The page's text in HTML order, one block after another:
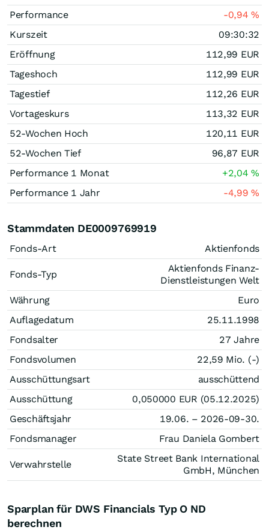
Performance
-0,94%
Kurszeit
09:30:32
Eröffnung
112,99 EUR
Tageshoch
112,99 EUR
Tagestief
112,26 EUR
Vortageskurs
113,32 EUR
52-Wochen Hoch
120,11 EUR
52-Wochen Tief
96,87 EUR
Performance 1 Monat
+2,04%
Performance 1 Jahr
-4,99%
Stammdaten DE0009769919
Fonds-Art Aktienfonds
Fonds-Typ
Aktienfonds Finanz-
Dienstleistungen Welt
Währung
Euro
Auflagedatum
25.11.1998
Fondsalter
27 Jahre
Fondsvolumen
22,59 Mio. (-)
Ausschüttungsart
ausschüttend
Ausschüttung
0,050000 EUR (05.12.2025)
Geschäftsjahr
19.06. – 2026-09-30.
Fondsmanager
Frau Daniela Gombert
Verwahrstelle
State Street Bank International
GmbH, München
Sparplan für DWS Financials Typ O ND
berechnen